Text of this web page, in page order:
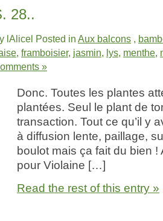
28..
lAlicel Posted in Aux balcons ,
, framboisier, jasmin, lys, menthe,
»
Donc. Toutes les plantes
plantées. Seul le plant de
transaction. Tout ce qu’il y
à diffusion lente, paillage,
boulot mais ça fait du bien
pour Violaine […]
Read the rest of this entry »